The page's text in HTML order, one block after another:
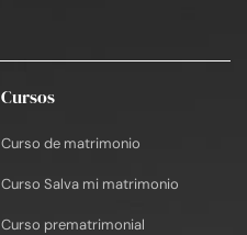
Cursos
Curso de matrimonio
Curso Salva mi matrimonio
Curso prematrimonial